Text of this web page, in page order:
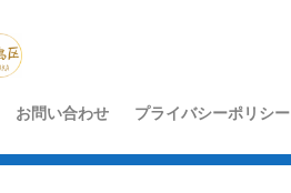
お問い合わせ プライバシーポリシー